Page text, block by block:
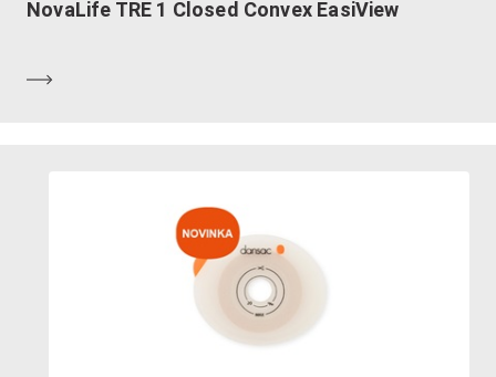
NovaLife TRE 1 Closed Convex EasiView